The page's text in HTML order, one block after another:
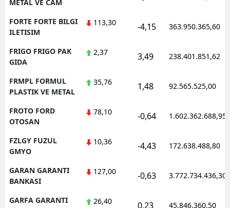
METAL VE CAM
FORTE FORTE BILGI
ILETISIM
113,30 -4,15 363.950.365,60
FRIGO FRIGO PAK
GIDA
2,37 3,49 238.401.851,62
FRMPL FORMUL
PLASTIK VE METAL
35,76 1,48 92.565.525,00
FROTO FORD
OTOSAN
78,10 -0,64 1.602.362.688,95
FZLGY FUZUL
GMYO
10,36 -4,43 172.638.488,80
GARAN GARANTI
BANKASI
127,00 -0,63 3.772.734.436,30
GARFA GARANTI
26,40 0,23 45.846.360,50